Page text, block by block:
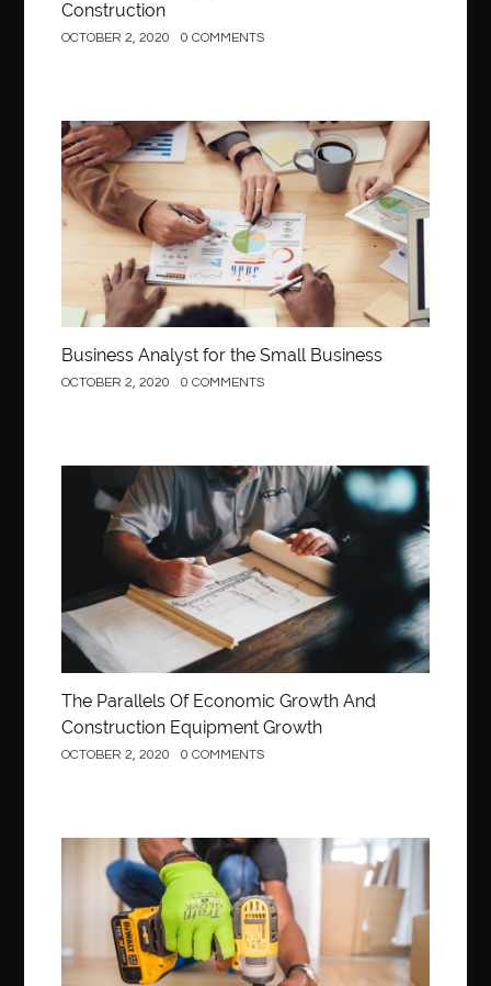
Construction
OCTOBER 2, 2020 0 COMMENTS
Business
Business Analyst for the Small Business
OCTOBER 2, 2020 0 COMMENTS
Construction
The Parallels Of Economic Growth And
Construction Equipment Growth
OCTOBER 2, 2020 0 COMMENTS
Construction